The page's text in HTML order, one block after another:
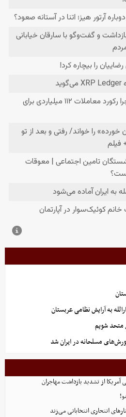
به آرایش نظامی عربستان
متحد شویم
مسلحانه در ایران شد
از تشدید بازداشت مهاجران
انتحاری انتخاباتی می‌زند